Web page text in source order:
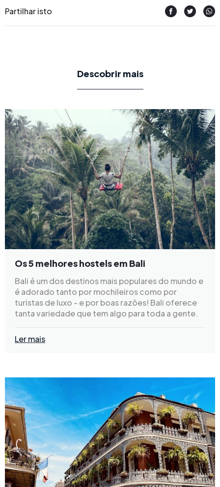
Partilhar isto
Descobrir mais
Os 5 melhores hostels em Bali
Bali é um dos destinos mais populares do mundo e
é adorado tanto por mochileiros como por
turistas de luxo - e por boas razões! Bali oferece
tanta variedade que tem algo para toda a gente.
Ler mais